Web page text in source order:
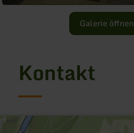
Galerie öffnen
Kontakt